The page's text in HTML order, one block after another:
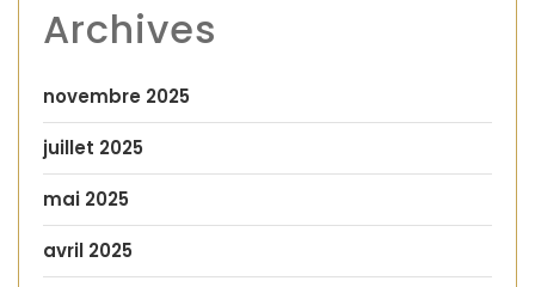
Archives
novembre 2025
juillet 2025
mai 2025
avril 2025